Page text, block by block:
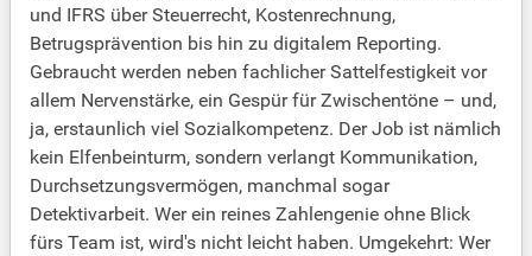
und IFRS über Steuerrecht, Kostenrechnung,
Betrugsprävention bis hin zu digitalem Reporting.
Gebraucht werden neben fachlicher Sattelfestigkeit vor
allem Nervenstärke, ein Gespür für Zwischentöne – und,
ja, erstaunlich viel Sozialkompetenz. Der Job ist nämlich
kein Elfenbeinturm, sondern verlangt Kommunikation,
Durchsetzungsvermögen, manchmal sogar
Detektivarbeit. Wer ein reines Zahlengenie ohne Blick
fürs Team ist, wird's nicht leicht haben. Umgekehrt: Wer